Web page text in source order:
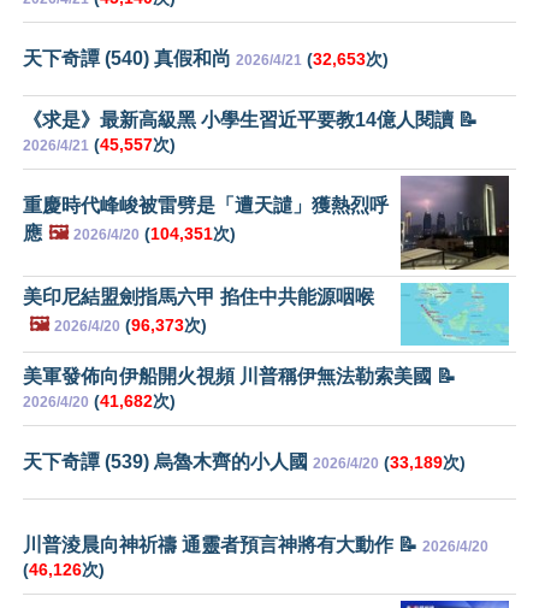
天下奇譚 (540) 真假和尚 2026/4/21 (32,653次)
《求是》最新高級黑 小學生習近平要教14億人閱讀 📝
2026/4/21 (45,557次)
重慶時代峰峻被雷劈是「遭天譴」獲熱烈呼
應 🖼️ 2026/4/20 (104,351次)
美印尼結盟劍指馬六甲 掐住中共能源咽喉
🖼️ 2026/4/20 (96,373次)
美軍發佈向伊船開火視頻 川普稱伊無法勒索美國 📝
2026/4/20 (41,682次)
天下奇譚 (539) 烏魯木齊的小人國 2026/4/20 (33,189次)
川普淩晨向神祈禱 通靈者預言神將有大動作 📝 2026/4/20
(46,126次)